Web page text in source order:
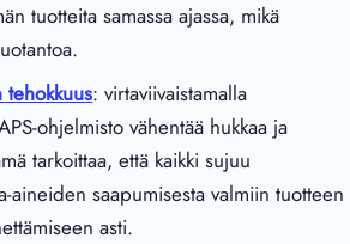
tuotteita samassa ajassa, mikä
tehokkuus: virtaviivaistamalla
ohjelmisto vähentää hukkaa ja
tarkoittaa, että kaikki sujuu
aineiden saapumisesta valmiin tuotteen
asti.